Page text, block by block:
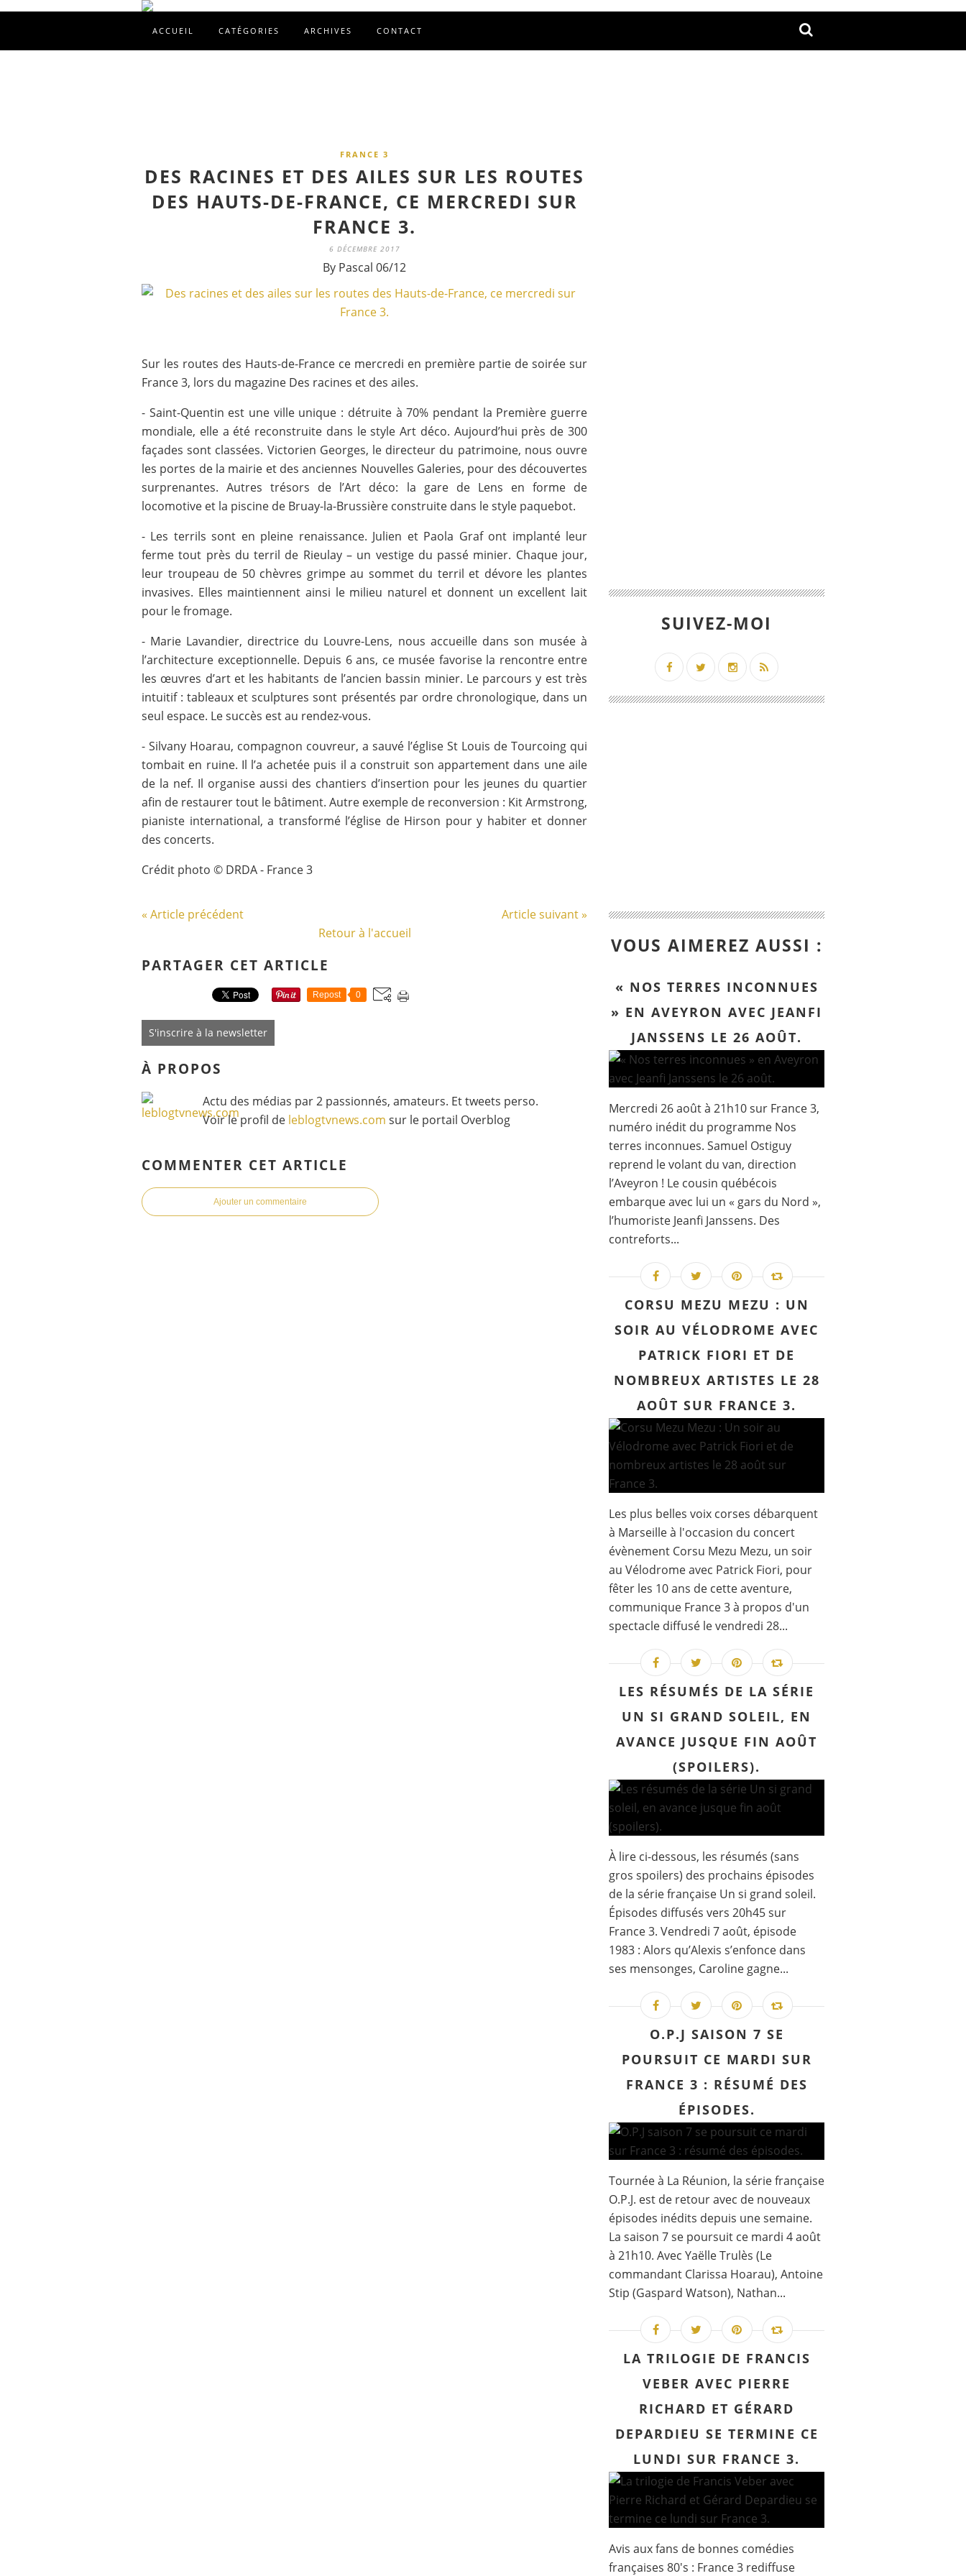
ACCUEIL CATÉGORIES ARCHIVES CONTACT
FRANCE 3
DES RACINES ET DES AILES SUR LES ROUTES
DES HAUTS-DE-FRANCE, CE MERCREDI SUR
FRANCE 3.
6 DÉCEMBRE 2017
By Pascal 06/12
Sur les routes des Hauts-de-France ce mercredi en première partie de soirée sur
France 3, lors du magazine Des racines et des ailes.
- Saint-Quentin est une ville unique : détruite à 70% pendant la Première guerre
mondiale, elle a été reconstruite dans le style Art déco. Aujourd’hui près de 300
façades sont classées. Victorien Georges, le directeur du patrimoine, nous ouvre
les portes de la mairie et des anciennes Nouvelles Galeries, pour des découvertes
surprenantes. Autres trésors de l’Art déco: la gare de Lens en forme de
locomotive et la piscine de Bruay-la-Brussière construite dans le style paquebot.
- Les terrils sont en pleine renaissance. Julien et Paola Graf ont implanté leur
ferme tout près du terril de Rieulay – un vestige du passé minier. Chaque jour,
leur troupeau de 50 chèvres grimpe au sommet du terril et dévore les plantes
invasives. Elles maintiennent ainsi le milieu naturel et donnent un excellent lait
pour le fromage.
- Marie Lavandier, directrice du Louvre-Lens, nous accueille dans son musée à
l’architecture exceptionnelle. Depuis 6 ans, ce musée favorise la rencontre entre
les œuvres d’art et les habitants de l’ancien bassin minier. Le parcours y est très
intuitif : tableaux et sculptures sont présentés par ordre chronologique, dans un
seul espace. Le succès est au rendez-vous.
- Silvany Hoarau, compagnon couvreur, a sauvé l’église St Louis de Tourcoing qui
tombait en ruine. Il l’a achetée puis il a construit son appartement dans une aile
de la nef. Il organise aussi des chantiers d’insertion pour les jeunes du quartier
afin de restaurer tout le bâtiment. Autre exemple de reconversion : Kit Armstrong,
pianiste international, a transformé l’église de Hirson pour y habiter et donner
des concerts.
Crédit photo © DRDA - France 3
« Article précédent
Article suivant »
Retour à l'accueil
PARTAGER CET ARTICLE
Repost 0
S'inscrire à la newsletter
À PROPOS
Actu des médias par 2 passionnés, amateurs. Et tweets perso.
Voir le profil de leblogtvnews.com sur le portail Overblog
COMMENTER CET ARTICLE
Ajouter un commentaire
SUIVEZ-MOI
VOUS AIMEREZ AUSSI :
« NOS TERRES INCONNUES
» EN AVEYRON AVEC JEANFI
JANSSENS LE 26 AOÛT.
Mercredi 26 août à 21h10 sur France 3,
numéro inédit du programme Nos
terres inconnues. Samuel Ostiguy
reprend le volant du van, direction
l’Aveyron ! Le cousin québécois
embarque avec lui un « gars du Nord »,
l’humoriste Jeanfi Janssens. Des
contreforts...
CORSU MEZU MEZU : UN
SOIR AU VÉLODROME AVEC
PATRICK FIORI ET DE
NOMBREUX ARTISTES LE 28
AOÛT SUR FRANCE 3.
Les plus belles voix corses débarquent
à Marseille à l'occasion du concert
évènement Corsu Mezu Mezu, un soir
au Vélodrome avec Patrick Fiori, pour
fêter les 10 ans de cette aventure,
communique France 3 à propos d'un
spectacle diffusé le vendredi 28...
LES RÉSUMÉS DE LA SÉRIE
UN SI GRAND SOLEIL, EN
AVANCE JUSQUE FIN AOÛT
(SPOILERS).
À lire ci-dessous, les résumés (sans
gros spoilers) des prochains épisodes
de la série française Un si grand soleil.
Épisodes diffusés vers 20h45 sur
France 3. Vendredi 7 août, épisode
1983 : Alors qu’Alexis s’enfonce dans
ses mensonges, Caroline gagne...
O.P.J SAISON 7 SE
POURSUIT CE MARDI SUR
FRANCE 3 : RÉSUMÉ DES
ÉPISODES.
Tournée à La Réunion, la série française
O.P.J. est de retour avec de nouveaux
épisodes inédits depuis une semaine.
La saison 7 se poursuit ce mardi 4 août
à 21h10. Avec Yaëlle Trulès (Le
commandant Clarissa Hoarau), Antoine
Stip (Gaspard Watson), Nathan...
LA TRILOGIE DE FRANCIS
VEBER AVEC PIERRE
RICHARD ET GÉRARD
DEPARDIEU SE TERMINE CE
LUNDI SUR FRANCE 3.
Avis aux fans de bonnes comédies
françaises 80's : France 3 rediffuse